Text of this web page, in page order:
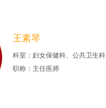
王素琴
科室：妇女保健科、公共卫生科
职称：主任医师